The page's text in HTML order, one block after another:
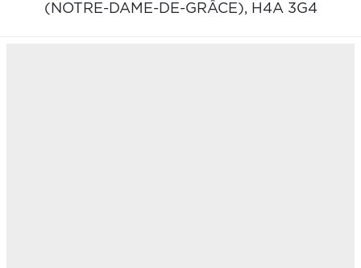
(NOTRE-DAME-DE-GRÂCE), H4A 3G4